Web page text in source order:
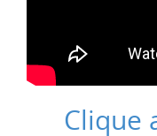
Clique